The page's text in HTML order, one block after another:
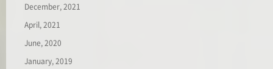
December, 2021
April, 2021
June, 2020
January, 2019